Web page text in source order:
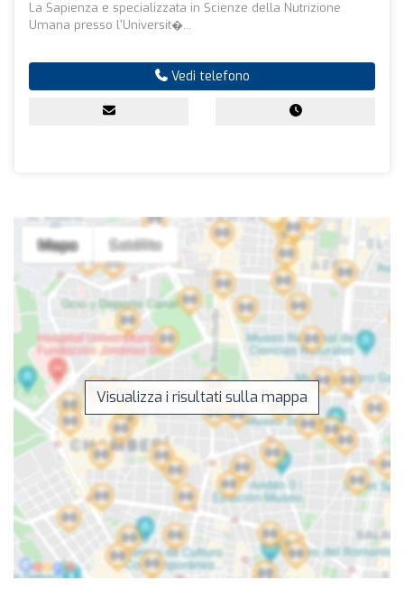
La Sapienza e specializzata in Scienze della Nutrizione
Umana presso l'Universit�...
Vedi telefono
Visualizza i risultati sulla mappa